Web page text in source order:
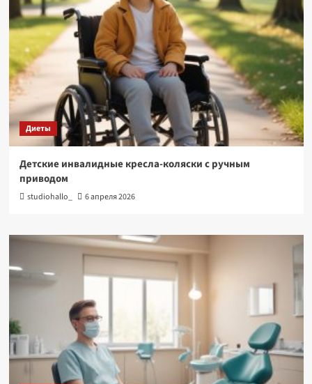
Диеты
Детские инвалидные кресла-коляски с ручным
приводом
studiohallo_ 6 апреля 2026